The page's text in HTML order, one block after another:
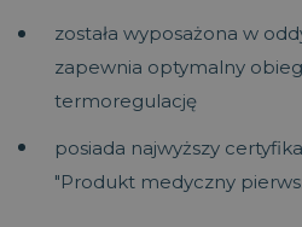
została wyposażona w
zapewnia optymalny
termoregulację
posiada najwyższy
"Produkt medyczny